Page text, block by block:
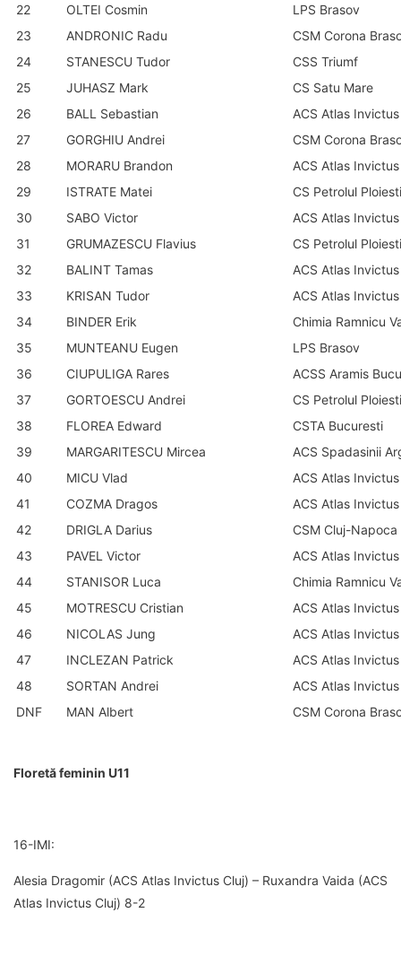
22
OLTEI Cosmin
LPS Brasov
23
ANDRONIC Radu
CSM Corona
24
STANESCU Tudor
CSS Triumf
25
JUHASZ Mark
CS Satu Mare
26
BALL Sebastian
ACS Atlas Invictus
27
GORGHIU Andrei
CSM Corona
28
MORARU Brandon
ACS Atlas Invictus
29
ISTRATE Matei
CS Petrolul Ploiesti
30
SABO Victor
ACS Atlas Invictus
31
GRUMAZESCU Flavius
CS Petrolul Ploiesti
32
BALINT Tamas
ACS Atlas Invictus
33
KRISAN Tudor
ACS Atlas Invictus
34
BINDER Erik
Chimia Ramnicu
35
MUNTEANU Eugen
LPS Brasov
36
CIUPULIGA Rares
ACSS Aramis
37
GORTOESCU Andrei
CS Petrolul Ploiesti
38
FLOREA Edward
CSTA Bucuresti
39
MARGARITESCU Mircea
ACS Spadasinii
40
MICU Vlad
ACS Atlas Invictus
41
COZMA Dragos
ACS Atlas Invictus
42
DRIGLA Darius
CSM Cluj-Napoca
43
PAVEL Victor
ACS Atlas Invictus
44
STANISOR Luca
Chimia Ramnicu
45
MOTRESCU Cristian
ACS Atlas Invictus
46
NICOLAS Jung
ACS Atlas Invictus
47
INCLEZAN Patrick
ACS Atlas Invictus
48
SORTAN Andrei
ACS Atlas Invictus
DNF
MAN Albert CSM Corona
Floretă feminin U11
16-IMI:
Alesia Dragomir (ACS Atlas Invictus Cluj) – Ruxandra Vaida (ACS
Atlas Invictus Cluj) 8-2